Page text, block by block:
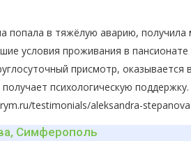
попала в тяжёлую аварию,
условия проживания в
присмотр,
психологическую
testimonials/aleksandra-
Симферополь